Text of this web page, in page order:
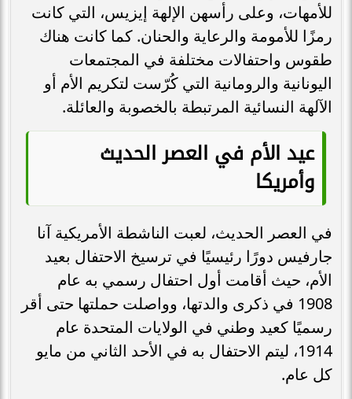
للأمهات، وعلى رأسهن الإلهة إيزيس، التي كانت
رمزًا للأمومة والرعاية والحنان. كما كانت هناك
طقوس واحتفالات مختلفة في المجتمعات
اليونانية والرومانية التي كُرّست لتكريم الأم أو
الآلهة النسائية المرتبطة بالخصوبة والعائلة.
عيد الأم في العصر الحديث
وأمريكا
في العصر الحديث، لعبت الناشطة الأمريكية آنا
جارفيس دورًا رئيسيًا في ترسيخ الاحتفال بعيد
الأم، حيث أقامت أول احتفال رسمي به عام
1908 في ذكرى والدتها، وواصلت حملتها حتى أقر
رسميًا كعيد وطني في الولايات المتحدة عام
1914، ليتم الاحتفال به في الأحد الثاني من مايو
كل عام.